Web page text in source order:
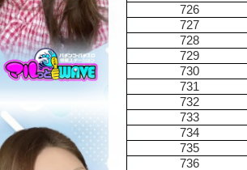
726
727
728
729
730
731
732
733
734
735
736